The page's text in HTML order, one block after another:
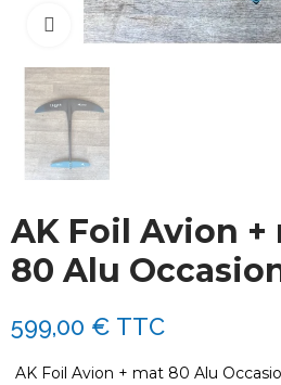
Cliquez pour agrandir
AK Foil Avion +
80 Alu
599,00 € TTC
AK Foil Avion + mat 80 Alu